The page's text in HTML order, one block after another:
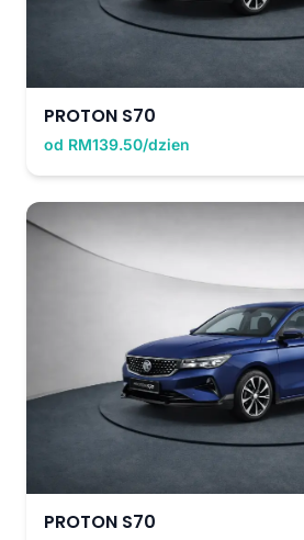
PROTON S70
od RM139.50/dzien
PROTON S70